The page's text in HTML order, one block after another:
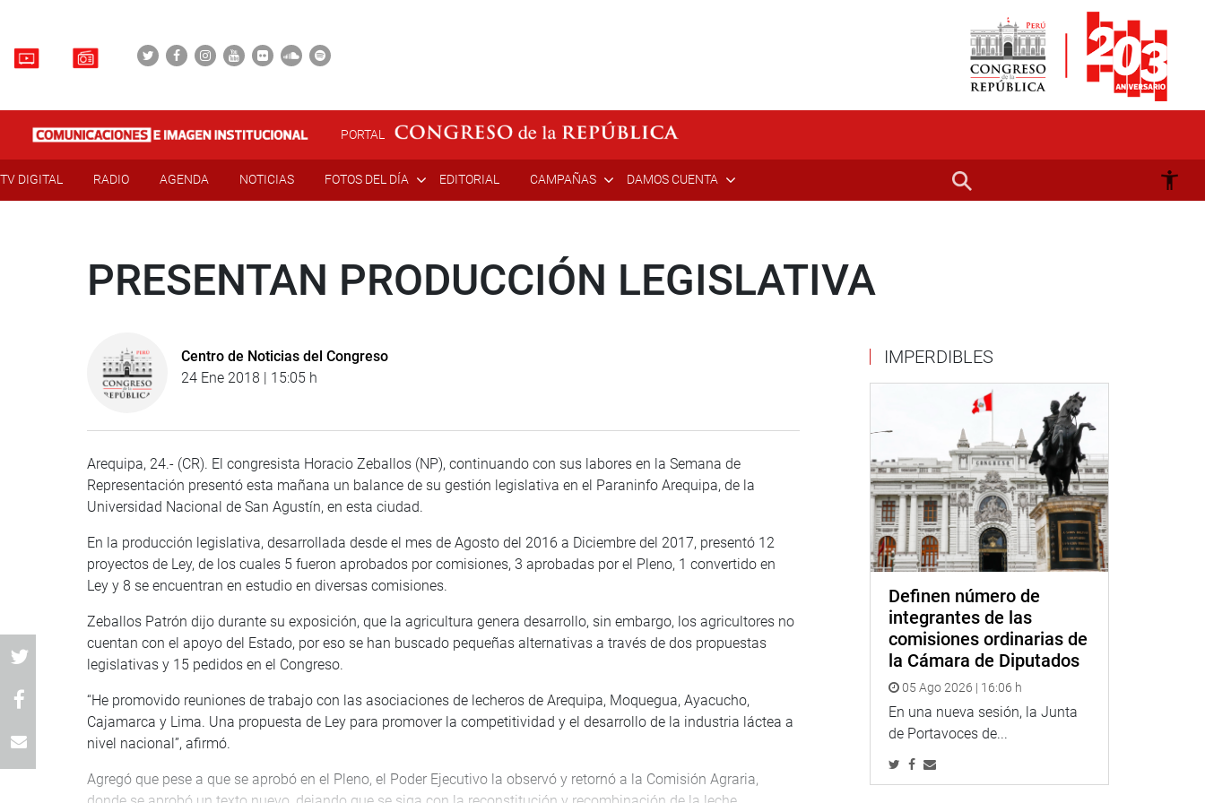
PORTAL
TV DIGITAL RADIO AGENDA NOTICIAS FOTOS DEL DÍA EDITORIAL CAMPAÑAS DAMOS CUENTA
PRESENTAN PRODUCCIÓN LEGISLATIVA
Centro de Noticias del Congreso
24 Ene 2018 | 15:05 h
Arequipa, 24.- (CR). El congresista Horacio Zeballos (NP), continuando con sus labores en la Semana de
Representación presentó esta mañana un balance de su gestión legislativa en el Paraninfo Arequipa, de la
Universidad Nacional de San Agustín, en esta ciudad.
En la producción legislativa, desarrollada desde el mes de Agosto del 2016 a Diciembre del 2017, presentó 12
proyectos de Ley, de los cuales 5 fueron aprobados por comisiones, 3 aprobadas por el Pleno, 1 convertido en
Ley y 8 se encuentran en estudio en diversas comisiones.
Zeballos Patrón dijo durante su exposición, que la agricultura genera desarrollo, sin embargo, los agricultores no
cuentan con el apoyo del Estado, por eso se han buscado pequeñas alternativas a través de dos propuestas
legislativas y 15 pedidos en el Congreso.
“He promovido reuniones de trabajo con las asociaciones de lecheros de Arequipa, Moquegua, Ayacucho,
Cajamarca y Lima. Una propuesta de Ley para promover la competitividad y el desarrollo de la industria láctea a
nivel nacional”, afirmó.
Agregó que pese a que se aprobó en el Pleno, el Poder Ejecutivo la observó y retornó a la Comisión Agraria,
IMPERDIBLES
Definen número de
integrantes de las
comisiones ordinarias de
la Cámara de Diputados
05 Ago 2026 | 16:06 h
En una nueva sesión, la Junta
de Portavoces de...